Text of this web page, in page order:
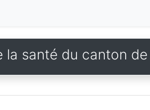
la santé du canton